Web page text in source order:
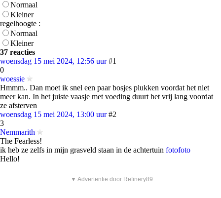
Normaal
Kleiner
regelhoogte :
Normaal
Kleiner
37 reacties
woensdag 15 mei 2024, 12:56 uur #1
0
woessie
Hmmm.. Dan moet ik snel een paar bosjes plukken voordat het niet
meer kan. In het juiste vaasje met voeding duurt het vrij lang voordat
ze afsterven
woensdag 15 mei 2024, 13:00 uur #2
3
Nemmarith
The Fearless!
ik heb ze zelfs in mijn grasveld staan in de achtertuin fotofoto
Hello!
▼ Advertentie door Refinery89